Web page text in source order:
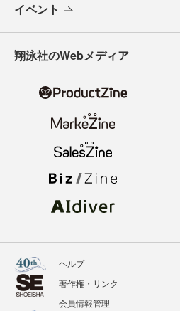
イベント
翔泳社のWebメディア
ヘルプ
著作権・リンク
会員情報管理